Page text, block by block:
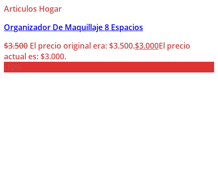
Articulos Hogar
Organizador De Maquillaje 8 Espacios
$3.500 El precio original era: $3.500.$3.000El precio
actual es: $3.000.